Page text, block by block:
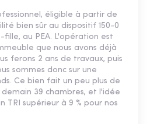
éligible à partir de
bien sûr au dispositif 150-0
au PEA. L'opération est
que nous avons déjà
ferons 2 ans de travaux, puis
sommes donc sur une
Ce bien fait un peu plus de
demain 39 chambres, et l'idée
TRI supérieur à 9 % pour nos